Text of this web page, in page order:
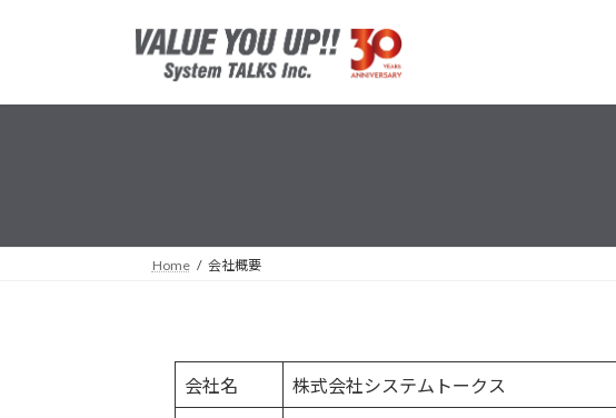
プ
動
Home 会社概要
会社名 株式会社システムトークス